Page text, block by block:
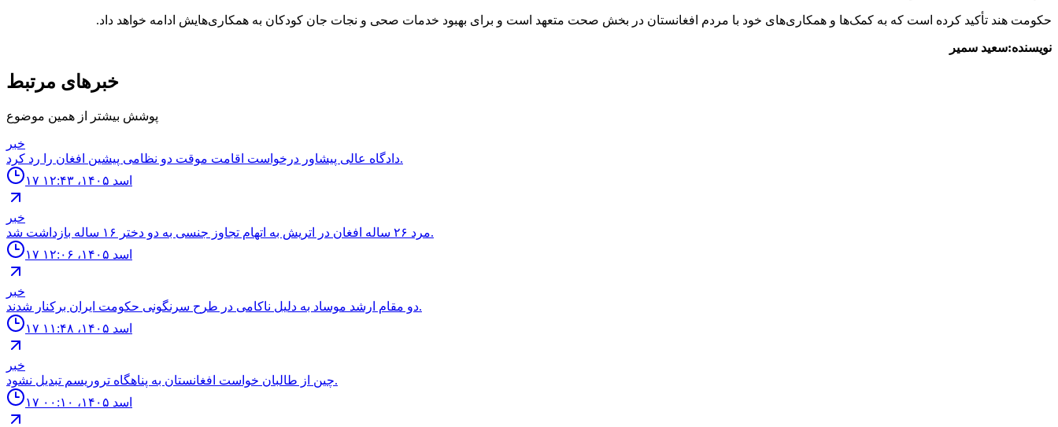
حکومت هند تأکید کرده است که به کمک‌ها و همکاری‌های خود با مردم افغانستان در بخش صحت متعهد است و برای بهبود خدمات صحی و نجات جان کودکان به همکاری‌هایش ادامه خواهد داد.
نویسنده:سعید سمیر
خبرهای مرتبط
پوشش بیشتر از همین موضوع
خبر
دادگاه عالى پيشاور درخواست اقامت موقت دو نظامى پيشين افغان را رد كرد.
۱۷ اسد ۱۴۰۵، ۱۲:۴۳
خبر
مرد ٢۶ ساله افغان در اتريش به اتهام تجاوز جنسى به دو دختر ١۶ ساله بازداشت شد.
۱۷ اسد ۱۴۰۵، ۱۲:۰۶
خبر
دو مقام ارشد موساد به دليل ناكامى در طرح سرنگونى حكومت ايران بركنار شدند.
۱۷ اسد ۱۴۰۵، ۱۱:۴۸
خبر
چين از طالبان خواست افغانستان به پناهگاه تروريسم تبديل نشود.
۱۷ اسد ۱۴۰۵، ۰۰:۱۰